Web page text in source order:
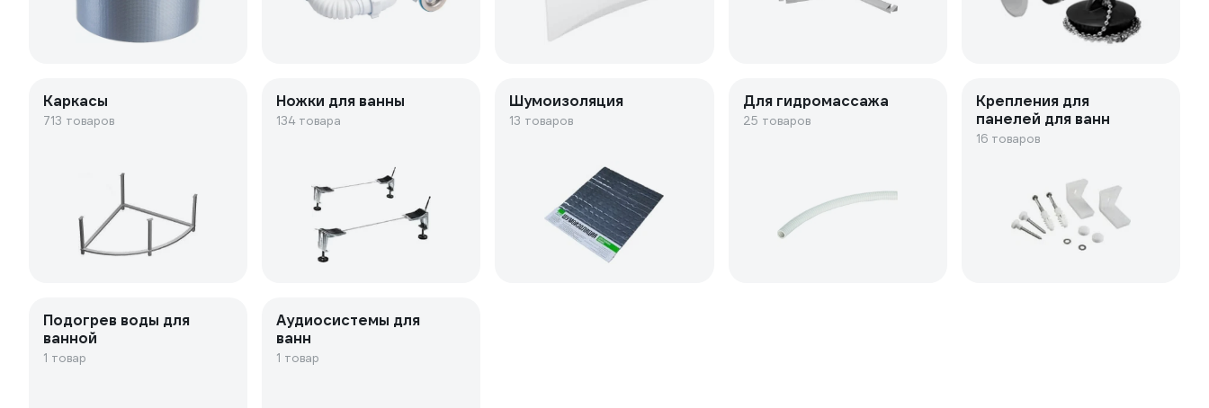
Каркасы
713 товаров
Ножки для ванны
134 товара
Шумоизоляция
13 товаров
Для гидромассажа
25 товаров
Крепления для
панелей для ванн
16 товаров
Подогрев воды для
ванной
1 товар
Аудиосистемы для
ванн
1 товар